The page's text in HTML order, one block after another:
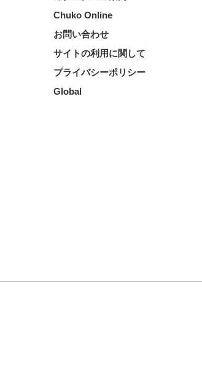
Chuko Online
お問い合わせ
サイトの利用に関して
プライバシーポリシー
Global